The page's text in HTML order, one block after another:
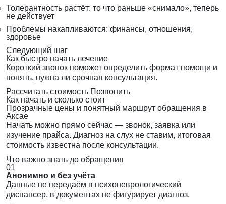
Толерантность растёт: то что раньше «снимало», теперь
не действует
Проблемы накапливаются: финансы, отношения,
здоровье
Следующий шаг
Как быстро начать лечение
Короткий звонок поможет определить формат помощи и
понять, нужна ли срочная консультация.
Рассчитать стоимость Позвонить
Как начать и сколько стоит
Прозрачные цены и понятный маршрут обращения в
Аксае
Начать можно прямо сейчас — звонок, заявка или
изучение прайса. Диагноз на слух не ставим, итоговая
стоимость известна после консультации.
Что важно знать до обращения
01
Анонимно и без учёта
Данные не передаём в психоневрологический
диспансер, в документах не фигурирует диагноз.